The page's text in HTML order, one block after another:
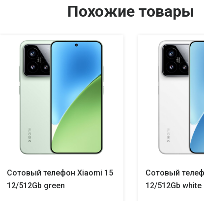
Похожие товары
Сотовый телефон Xiaomi 15
12/512Gb green
Сотовый
12/512Gb white